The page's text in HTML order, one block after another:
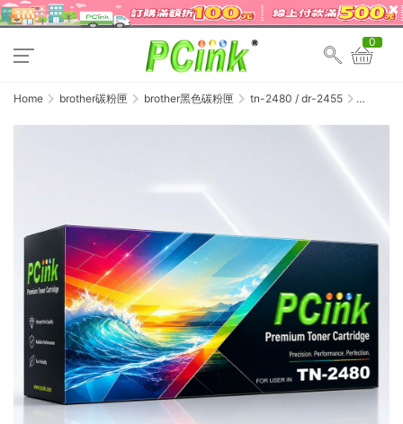
0
Home brother碳粉匣 brother黑色碳粉匣
tn-2480 / dr-2455
L2550dw
/ MFC-
L2715dw
/ MFC-
L2750dw